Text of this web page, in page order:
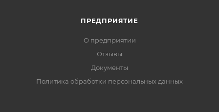
ПРЕДПРИЯТИЕ
О предприятии
Отзывы
Документы
Политика обработки персональных данных